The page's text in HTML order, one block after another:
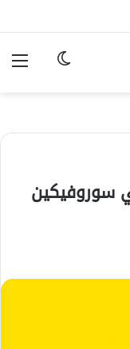
الوضع
سوروفيكين